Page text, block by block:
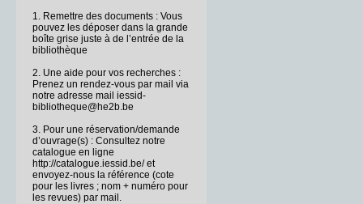
1. Remettre des documents : Vous
pouvez les déposer dans la grande
boîte grise juste à de l’entrée de la
bibliothèque
2. Une aide pour vos recherches :
Prenez un rendez-vous par mail via
notre adresse mail iessid-
bibliotheque@he2b.be
3. Pour une réservation/demande
d’ouvrage(s) : Consultez notre
catalogue en ligne
http://catalogue.iessid.be/ et
envoyez-nous la référence (cote
pour les livres ; nom + numéro pour
les revues) par mail.